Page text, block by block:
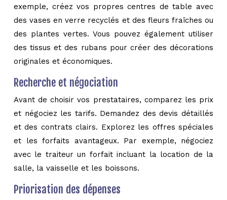
exemple, créez vos propres centres de table avec
des vases en verre recyclés et des fleurs fraîches ou
des plantes vertes. Vous pouvez également utiliser
des tissus et des rubans pour créer des décorations
originales et économiques.
Recherche et négociation
Avant de choisir vos prestataires, comparez les prix
et négociez les tarifs. Demandez des devis détaillés
et des contrats clairs. Explorez les offres spéciales
et les forfaits avantageux. Par exemple, négociez
avec le traiteur un forfait incluant la location de la
salle, la vaisselle et les boissons.
Priorisation des dépenses